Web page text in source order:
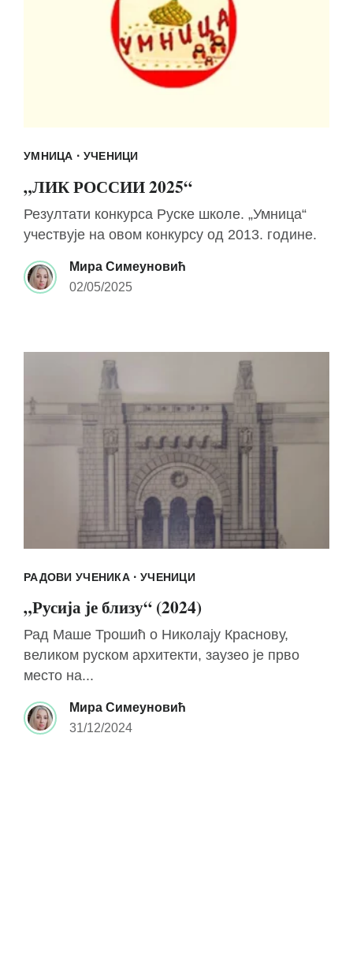
УМНИЦА · УЧЕНИЦИ
„ЛИК РОССИИ 2025“
Резултати конкурса Руске школе. „Умница“
учествује на овом конкурсу од 2013. године.
Мира Симеуновић
02/05/2025
РАДОВИ УЧЕНИКА ·УЧЕНИЦИ
„Русија је близу“ (2024)
Рад Маше Трошић о Николају Краснову,
великом руском архитекти, заузео је прво
место на...
Мира Симеуновић
31/12/2024